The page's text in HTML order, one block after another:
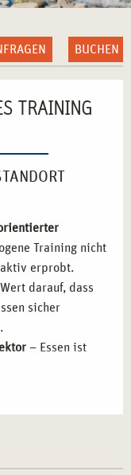
BUCHEN
TRAINING
Training nicht
erprobt.
darauf, dass
sicher
– Essen ist
Die Ausbildung
modularen